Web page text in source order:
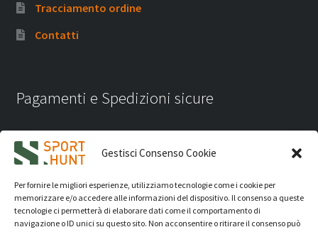
Gestisci Consenso Cookie
Per fornire le migliori esperienze, utilizziamo tecnologie come i cookie per
memorizzare e/o accedere alle informazioni del dispositivo. Il consenso a queste
tecnologie ci permetterà di elaborare dati come il comportamento di
navigazione o ID unici su questo sito. Non acconsentire o ritirare il consenso può
Tracciamento ordine
Contatti
Pagamenti e Spedizioni sicure